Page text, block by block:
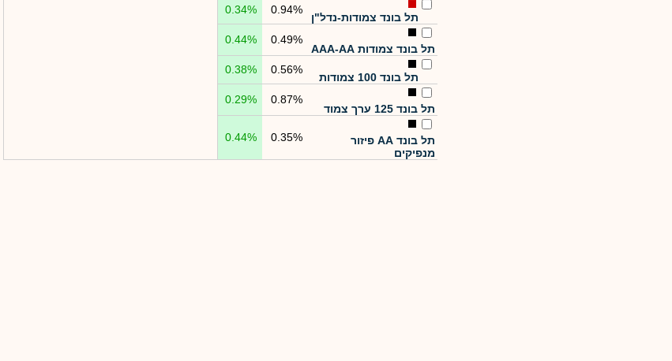
תל בונד צמודות-נדל"ן
0.94%
0.34%
תל בונד צמודות AAA-AA
0.49%
0.44%
תל בונד 100 צמודות
0.56%
0.38%
תל בונד 125 ערך צמוד
0.87%
0.29%
תל בונד AA פיזור
מנפיקים
0.35%
0.44%